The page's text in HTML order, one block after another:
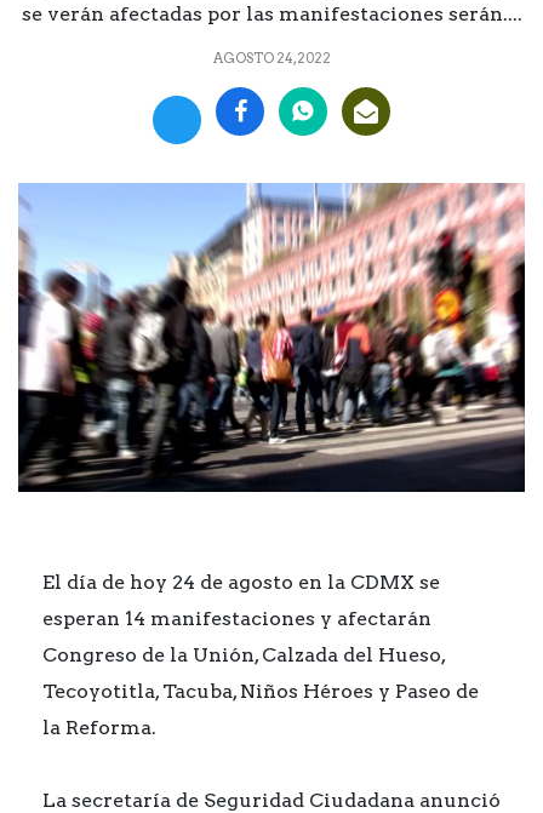
se verán afectadas por las manifestaciones serán....
AGOSTO 24, 2022
El día de hoy 24 de agosto en la CDMX se
esperan 14 manifestaciones y afectarán
Congreso de la Unión, Calzada del Hueso,
Tecoyotitla, Tacuba, Niños Héroes y Paseo de
la Reforma.
La secretaría de Seguridad Ciudadana anunció